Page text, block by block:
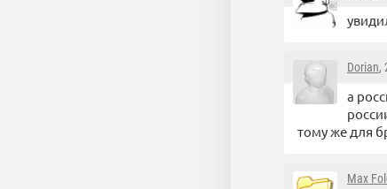
Dorian,
а
тому же для
Max